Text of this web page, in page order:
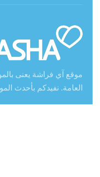
موقع آي فراشة يعنى
العامة. نفيدكم بأحدث